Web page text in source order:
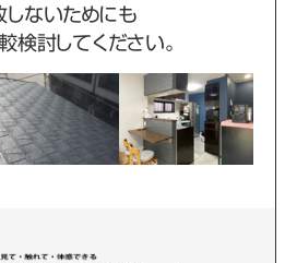
しないためにも
検討してください。